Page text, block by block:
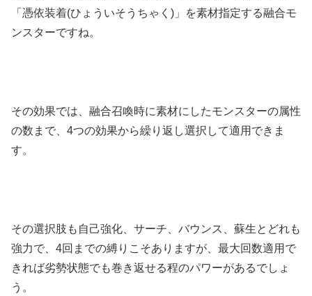
「憑依装着(ひょういそうちゃく)」を素材指定する融合モ
ンスターですね。
その効果では、融合召喚時に素材にしたモンスターの属性
の数まで、4つの効果から繰り返し選択して適用できま
す。
その選択肢も自己強化、サーチ、バウンス、蘇生とどれも
強力で、4回までの縛りこそありますが、最大回数適用で
きれば劣勢状態でも巻き返せる程のパワーがあるでしょ
う。